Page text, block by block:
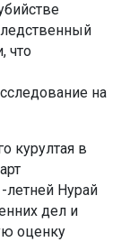
что
на
курултая в
летней Нурай
дел и
оценку